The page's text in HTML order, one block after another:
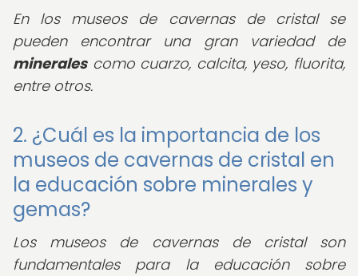
En los museos de cavernas de cristal se
pueden encontrar una gran variedad de
mineralescomo cuarzo, calcita, yeso, fluorita,
entre otros.
2. ¿Cuál es la importancia de los
museos de cavernas de cristal en
la educación sobre minerales y
gemas?
Los museos de cavernas de cristal son
fundamentales para la educación sobre